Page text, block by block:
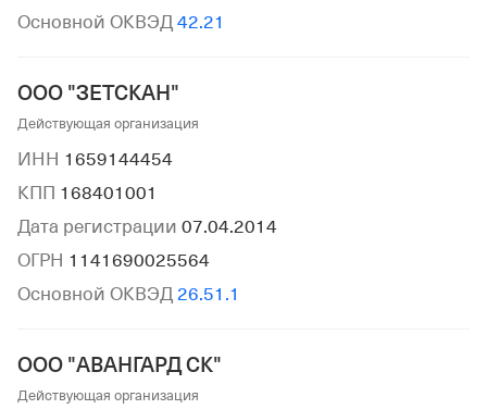
Основной ОКВЭД 42.21
ООО "ЗЕТСКАН"
Действующая организация
ИНН 1659144454
КПП 168401001
Дата регистрации 07.04.2014
ОГРН 1141690025564
Основной ОКВЭД 26.51.1
ООО "АВАНГАРД СК"
Действующая организация